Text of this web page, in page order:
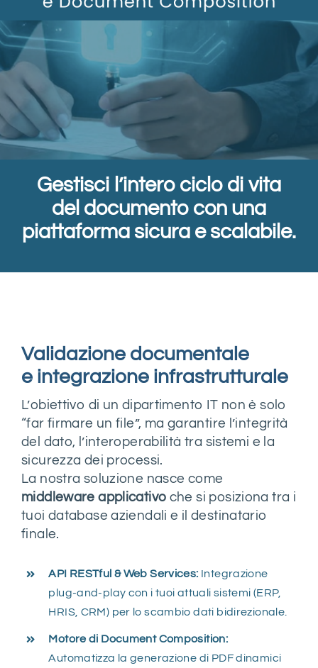
Gestisci l’intero ciclo di vita
del documento con una
piattaforma sicura e scalabile.
Validazione documentale
e integrazione infrastrutturale
L’obiettivo di un dipartimento IT non è solo
“far firmare un file”, ma garantire l’integrità
del dato, l’interoperabilità tra sistemi e la
sicurezza dei processi.
La nostra soluzione nasce come
middleware applicativo che si posiziona tra i
tuoi database aziendali e il destinatario
finale.
API RESTful & Web Services: Integrazione
plug-and-play con i tuoi attuali sistemi (ERP,
HRIS, CRM) per lo scambio dati bidirezionale.
Motore di Document Composition:
Automatizza la generazione di PDF dinamici